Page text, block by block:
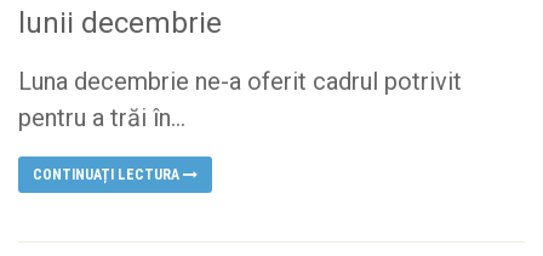
lunii decembrie
Luna decembrie ne-a oferit cadrul potrivit
pentru a trăi în...
CONTINUAȚI LECTURA